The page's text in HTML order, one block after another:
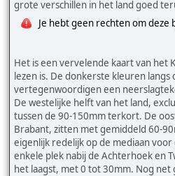
grote verschillen in het land goed
Je hebt geen rechten om deze
Het is een vervelende kaart van het
lezen is. De donkerste kleuren langs
vertegenwoordigen een
De westelijke helft van het land,
tussen de 90-150mm terkort. De
Brabant, zitten met gemiddeld 60-
eigenlijk redelijk op de mediaan voor
enkele plek nabij de Achterhoek en
het laagst, met 0 tot 30mm. Nog net